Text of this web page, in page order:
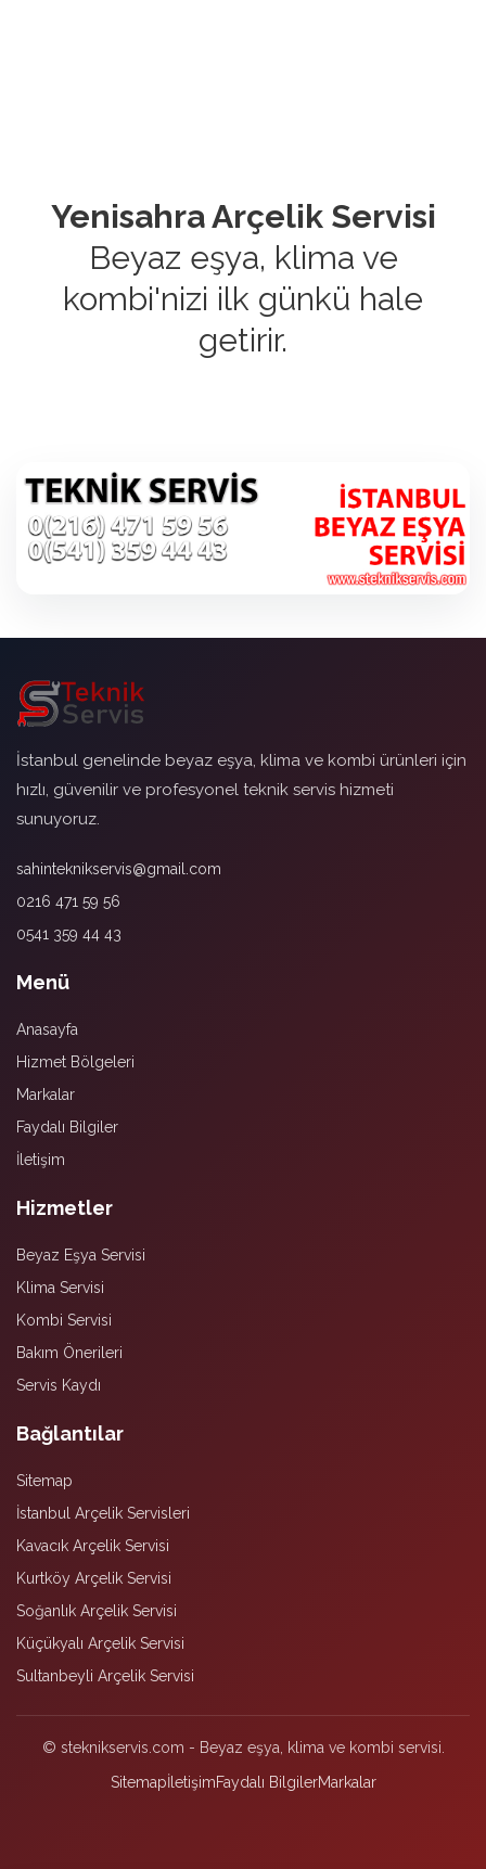
Yenisahra Arçelik Servisi
Beyaz eşya, klima ve
kombi'nizi ilk günkü hale
getirir.
İstanbul genelinde beyaz eşya, klima ve kombi ürünleri için
hızlı, güvenilir ve profesyonel teknik servis hizmeti
sunuyoruz.
sahinteknikservis@gmail.com
0216 471 59 56
0541 359 44 43
Menü
Anasayfa
Hizmet Bölgeleri
Markalar
Faydalı Bilgiler
İletişim
Hizmetler
Beyaz Eşya Servisi
Klima Servisi
Kombi Servisi
Bakım Önerileri
Servis Kaydı
Bağlantılar
Sitemap
İstanbul Arçelik Servisleri
Kavacık Arçelik Servisi
Kurtköy Arçelik Servisi
Soğanlık Arçelik Servisi
Küçükyalı Arçelik Servisi
Sultanbeyli Arçelik Servisi
© steknikservis.com - Beyaz eşya, klima ve kombi servisi.
SitemapİletişimFaydalı BilgilerMarkalar